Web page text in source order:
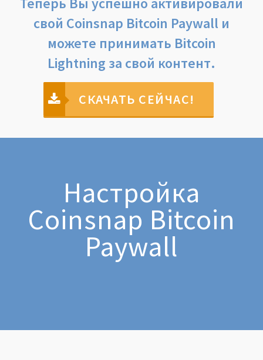
свой Coinsnap Bitcoin Paywall и
можете принимать Bitcoin
Lightning за свой контент.
СКАЧАТЬ СЕЙЧАС!
Настройка
Coinsnap Bitcoin
Paywall